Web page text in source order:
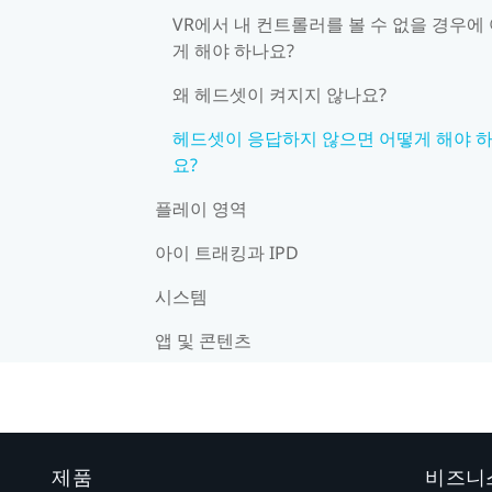
VR에서 내 컨트롤러를 볼 수 없을 경우에
게 해야 하나요?
왜 헤드셋이 켜지지 않나요?
헤드셋이 응답하지 않으면 어떻게 해야
요?
플레이 영역
아이 트래킹과 IPD
시스템
앱 및 콘텐츠
제품 비즈니